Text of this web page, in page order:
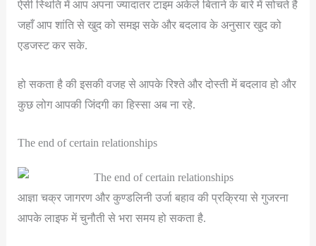
ऐसी स्थिति में आप अपना ज्यादातर टाइम अकेले बिताने के बारे में सोचते है
जहाँ आप शांति से खुद को समझ सके और बदलाव के अनुसार खुद को
एडजस्ट कर सके.
हो सकता है की इसकी वजह से आपके रिश्ते और दोस्ती में बदलाव हो और
कुछ लोग आपकी जिंदगी का हिस्सा अब ना रहे.
The end of certain relationships
आज्ञा चक्र जागरण और कुण्डलिनी उर्जा बहाव की प्रक्रिया से गुजरना
आपके लाइफ में चुनौती से भरा समय हो सकता है.